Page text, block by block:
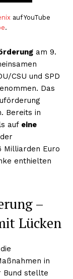
auf YouTube
.
am 9.
CSU und SPD
Das
Bereits in
auf eine
Milliarden Euro
enthielten
–
Lücken
in
Bund stellte